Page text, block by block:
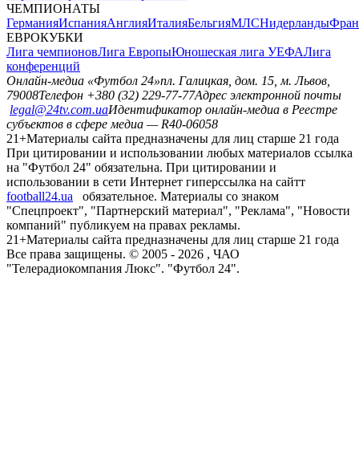
ЧЕМПИОНАТЫ
ГерманияИспанияАнглияИталияБельгияМЛСНидерланды
ЕВРОКУБКИ
Лига чемпионовЛига ЕвропыЮношеская лига УЕФАЛига
конференций
Онлайн-медиа «Футбол 24»пл. Галицкая, дом. 15, м. Львов,
79008Телефон +380 (32) 229-77-77Адрес электронной почты
legal@24tv.com.uaИдентификатор онлайн-медиа в Реестре
субъектов в сфере медиа — R40-06058
21+Материалы сайта предназначены для лиц старше 21 года
При цитировании и использовании любых материалов ссылка
на "Футбол 24" обязательна. При цитировании и
использовании в сети Интернет гиперссылка на сайтт
football24.ua
обязательное. Материалы со знаком
"Спецпроект", "Партнерский материал", "Реклама", "Новости
компаний" публикуем на правах рекламы.
21+Материалы сайта предназначены для лиц старше 21 года
Все права защищены. © 2005 - 2026 , ЧАО
"Телерадиокомпания Люкс". "Футбол 24".